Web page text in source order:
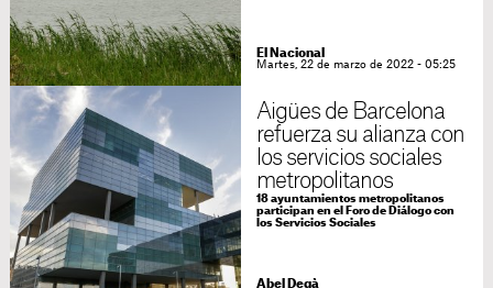
El Nacional
Martes, 22 de marzo de 2022 - 05:25
Aigües de Barcelona
refuerza su alianza con
los servicios sociales
metropolitanos
18 ayuntamientos metropolitanos
participan en el Foro de Diálogo con
los Servicios Sociales
Abel Degà